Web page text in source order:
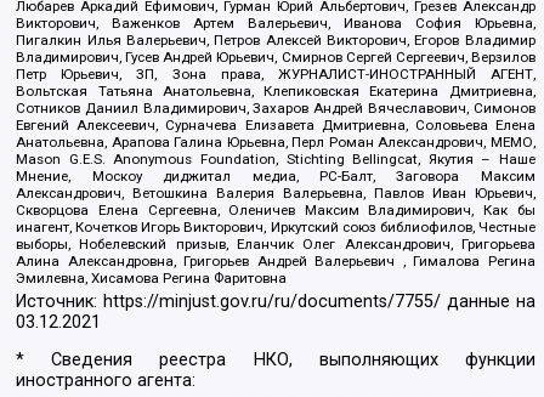
Любарев Аркадий Ефимович, Гурман Юрий Альбертович, Грезев Александр
Викторович, Важенков Артем Валерьевич, Иванова София Юрьевна,
Пигалкин Илья Валерьевич, Петров Алексей Викторович, Егоров Владимир
Владимирович, Гусев Андрей Юрьевич, Смирнов Сергей Сергеевич, Верзилов
Петр Юрьевич, ЗП, Зона права, ЖУРНАЛИСТ-ИНОСТРАННЫЙ АГЕНТ,
Вольтская Татьяна Анатольевна, Клепиковская Екатерина Дмитриевна,
Сотников Даниил Владимирович, Захаров Андрей Вячеславович, Симонов
Евгений Алексеевич, Сурначева Елизавета Дмитриевна, Соловьева Елена
Анатольевна, Арапова Галина Юрьевна, Перл Роман Александрович, МЕМО,
Mason G.E.S. Anonymous Foundation, Stichting Bellingcat, Якутия – Наше
Мнение, Москоу диджитал медиа, РС-Балт, Заговора Максим
Александрович, Ветошкина Валерия Валерьевна, Павлов Иван Юрьевич,
Скворцова Елена Сергеевна, Оленичев Максим Владимирович, Как бы
инагент, Кочетков Игорь Викторович, Иркутский союз библиофилов, Честные
выборы, Нобелевский призыв, Еланчик Олег Александрович, Григорьева
Алина Александровна, Григорьев Андрей Валерьевич , Гималова Регина
Эмилевна, Хисамова Регина Фаритовна
Источник: https://minjust.gov.ru/ru/documents/7755/ данные на
03.12.2021
* Сведения реестра НКО, выполняющих функции
иностранного агента: